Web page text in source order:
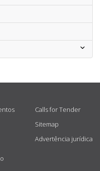
Calls for Tender
Sitemap
Advertência jurídica